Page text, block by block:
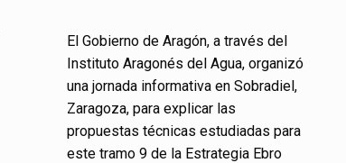
El Gobierno de Aragón, a través del
Instituto Aragonés del Agua, organizó
una jornada informativa en Sobradiel,
Zaragoza, para explicar las
propuestas técnicas estudiadas para
este tramo 9 de la Estrategia Ebro